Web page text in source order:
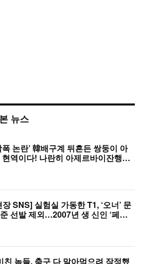
뉴스
폭 논란’ 韓배구계 뒤흔든 쌍둥이 아
현역이다! 나란히 아제르바이잔행→5
장 SNS] 실험실 가동한 T1, ‘오너’ 문
선발 제외…2007년 생 신인 ‘페인
친 놈들, 축구 다 말아먹으려 작정했